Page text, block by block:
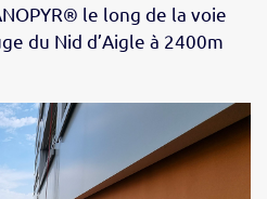
le long de la voie
du Nid d’Aigle à 2400m